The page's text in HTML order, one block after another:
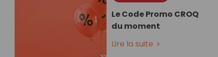
Le Code Promo CROQ
du moment
Lire la suite